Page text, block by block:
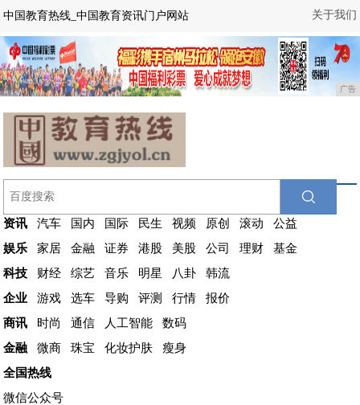
关于我们
中国教育热线_中国教育资讯门户网站
广告
资讯 汽车 国内 国际 民生 视频 原创 滚动
公益
娱乐
家居 金融 证券 港股 美股 公司 理财
基金
科技
财经 综艺 音乐 明星 八卦
韩流
企业
游戏 选车 导购 评测 行情
报价
商讯
时尚 通信 人工智能
数码
金融
微商 珠宝 化妆护肤
瘦身
全国热线
微信公众号